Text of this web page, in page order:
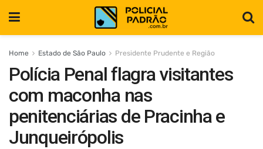
Home Estado de São Paulo Presidente Prudente e Região
Polícia Penal flagra visitantes
com maconha nas
penitenciárias de Pracinha e
Junqueirópolis